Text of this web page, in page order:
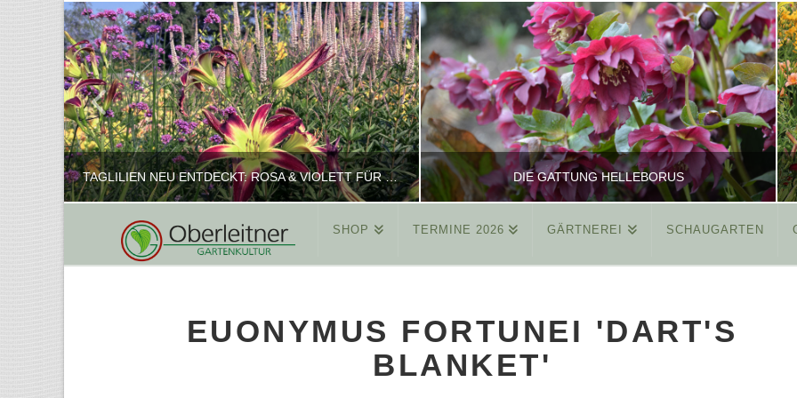
TAGLILIEN NEU ENTDECKT: ROSA & VIOLETT FÜR ROMANTISCHE PFLANZKOMBINATIONEN
REINHARD
FEBRUAR 16, 2025
DIE GATTUNG HELLEBORUS
REINHARD
MÄRZ 26, 2015
SHOP TERMINE 2026 GÄRTNEREI SCHAUGARTEN
EUONYMUS FORTUNEI 'DART'S
BLANKET'